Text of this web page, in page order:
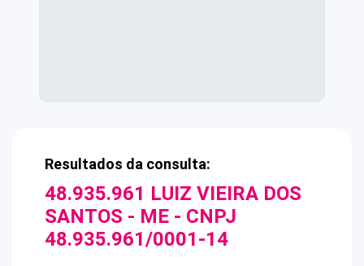
Resultados da consulta:
48.935.961 LUIZ VIEIRA DOS
SANTOS - ME - CNPJ
48.935.961/0001-14